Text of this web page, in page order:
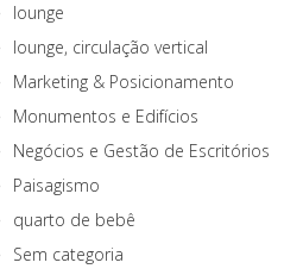
lounge
lounge, circulação vertical
Marketing & Posicionamento
Monumentos e Edifícios
Negócios e Gestão de Escritórios
Paisagismo
quarto de bebê
Sem categoria